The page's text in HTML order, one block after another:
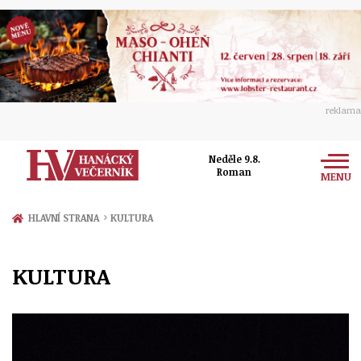
reklama
Neděle 9.8.
Roman
MENU
Zprávy
Politika
Kultura
Společnost
HLAVNÍ STRANA › KULTURA
KULTURA